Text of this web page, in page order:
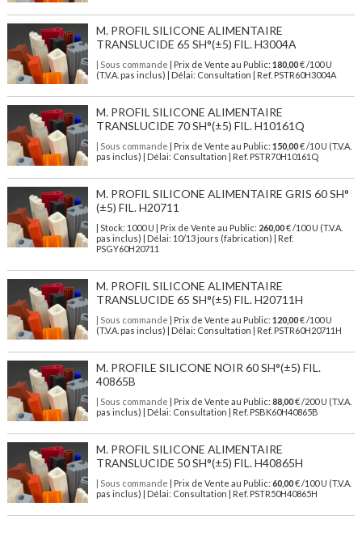
M. PROFIL SILICONE ALIMENTAIRE
TRANSLUCIDE 65 SH°(±5) FIL. H3004A
| Sous commande | Prix de Vente au Public: 180,00€ /100 U
(T.V.A. pas inclus) | Délai: Consultation | Ref. PSTR60H3004A
M. PROFIL SILICONE ALIMENTAIRE
TRANSLUCIDE 70 SH°(±5) FIL. H10161Q
| Sous commande | Prix de Vente au Public: 150,00€ /10 U (T.V.A.
pas inclus) | Délai: Consultation | Ref. PSTR70H10161Q
M. PROFIL SILICONE ALIMENTAIRE GRIS 60 SH°
(±5) FIL. H20711
| Stock: 1000 U | Prix de Vente au Public: 260,00€/100 U (T.V.A.
pas inclus)
| Délai: 10/13 jours (fabrication) | Ref.
PSGY60H20711
M. PROFIL SILICONE ALIMENTAIRE
TRANSLUCIDE 65 SH°(±5) FIL. H20711H
| Sous commande | Prix de Vente au Public: 120,00€ /100 U
(T.V.A. pas inclus) | Délai: Consultation | Ref. PSTR60H20711H
M. PROFILE SILICONE NOIR 60 SH°(±5) FIL.
40865B
| Sous commande | Prix de Vente au Public: 88,00€ /200 U (T.V.A.
pas inclus) | Délai: Consultation | Ref. PSBK60H40865B
M. PROFIL SILICONE ALIMENTAIRE
TRANSLUCIDE 50 SH°(±5) FIL. H40865H
| Sous commande | Prix de Vente au Public: 60,00€ /100 U (T.V.A.
pas inclus) | Délai: Consultation | Ref. PSTR50H40865H